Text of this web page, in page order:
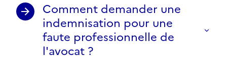
Comment demander une
indemnisation pour une
faute professionnelle de
l'avocat ?